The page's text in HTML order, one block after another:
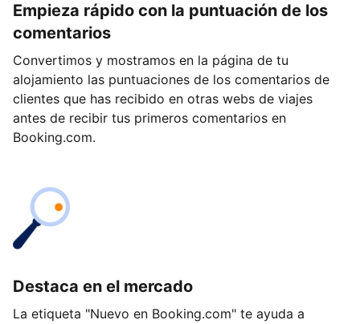
Empieza rápido con la puntuación de los
comentarios
Convertimos y mostramos en la página de tu
alojamiento las puntuaciones de los comentarios de
clientes que has recibido en otras webs de viajes
antes de recibir tus primeros comentarios en
Booking.com.
Destaca en el mercado
La etiqueta "Nuevo en Booking.com" te ayuda a